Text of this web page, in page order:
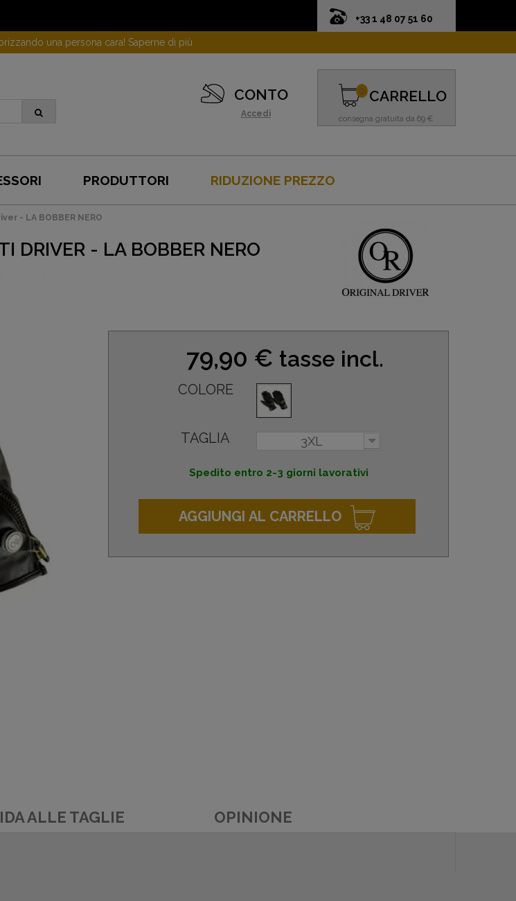
+33 1 48 07 51 60
una persona cara! Saperne di più
CONTO
Accedi
CARRELLO
consegna gratuita da 69 €
0
PRODUTTORI RIDUZIONE PREZZO
- LA BOBBER NERO
DRIVER - LA BOBBER NERO
79,90 € tasse incl.
COLORE
TAGLIA 3XL
Spedito entro 2-3 giorni lavorativi
AGGIUNGI AL CARRELLO
ALLE TAGLIE OPINIONE